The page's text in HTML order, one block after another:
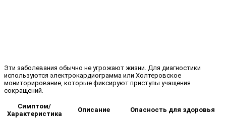
Эти заболевания обычно не угрожают жизни. Для диагностики
используются электрокардиограмма или Холтеровское
мониторирование, которые фиксируют приступы учащения
сокращений.
Симптом/
Характеристика
Описание Опасность для здоровья